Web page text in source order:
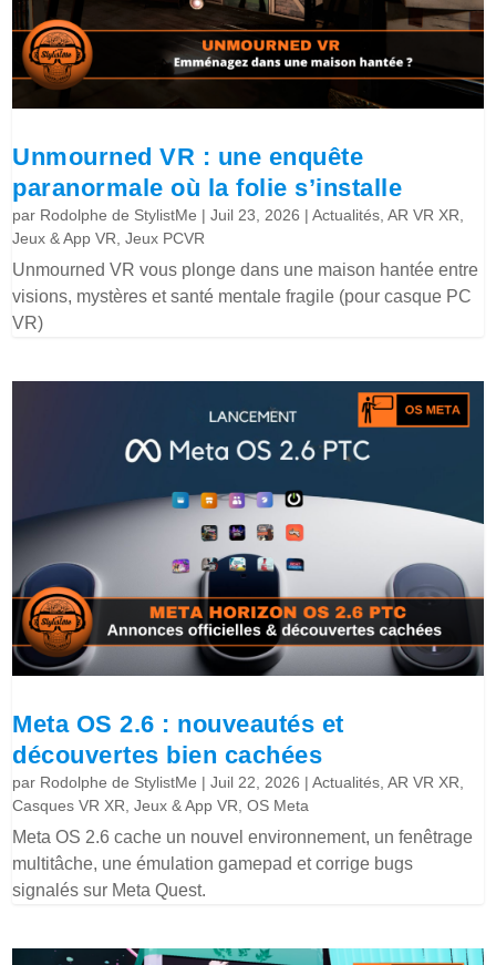
Unmourned VR : une enquête
paranormale où la folie s’installe
par Rodolphe de StylistMe |Juil 23, 2026 |Actualités ,AR VR XR
Jeux & App VR ,Jeux PCVR
Unmourned VR vous plonge dans une maison hantée entre
visions, mystères et santé mentale fragile (pour casque PC
VR)
Meta OS 2.6 : nouveautés et
découvertes bien cachées
par Rodolphe de StylistMe |Juil 22, 2026 |Actualités ,AR VR XR
Casques VR XR ,Jeux & App VR ,OS Meta
Meta OS 2.6 cache un nouvel environnement, un fenêtrage
multitâche, une émulation gamepad et corrige bugs
signalés sur Meta Quest.